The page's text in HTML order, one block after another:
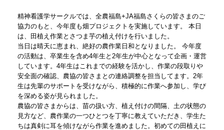
精神看護学サークルでは、全農福島+JA福島さくらの皆さまのご
協力のもと、今年度も畑プロジェクトを実施しています。 本日
は、田植え作業とさつま芋の植え付けを行いました。
当日は晴天に恵まれ、絶好の農作業日和となりました。 今年度
の活動は、卒業生を含め4年生と2年生が中心となって企画・運営
しています。4年生はこれまでの経験を活かし、作業の段取りや
安全面の確認、農協の皆さまとの連絡調整を担当してます。2年
生は先輩のサポートを受けながら、積極的に作業へ参加し、学び
を深める姿が見られました。
農協の皆さまからは、苗の扱い方、植え付けの間隔、土の状態の
見方など、農作業の一つひとつを丁寧に教えていただき、学生た
ちは真剣に耳を傾けながら作業を進めました。初めての田植えに